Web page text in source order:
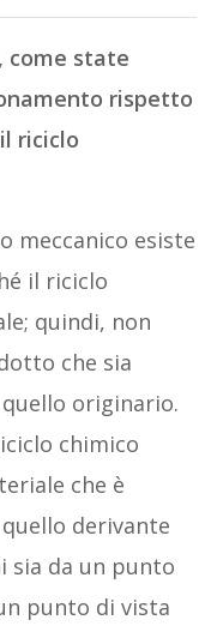
come state
rispetto
riciclo
meccanico esiste
il riciclo
quindi, non
che sia
originario.
chimico
che è
derivante
sia da un punto
punto di vista